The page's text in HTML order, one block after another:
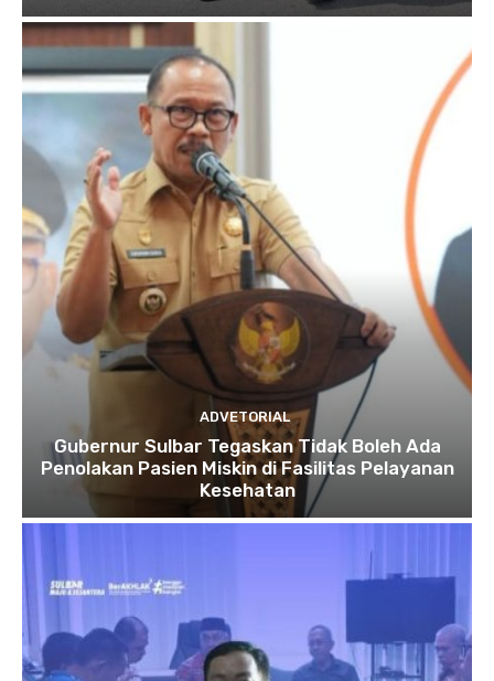
ADVETORIAL
Gubernur Sulbar Tegaskan Tidak Boleh Ada
Penolakan Pasien Miskin di Fasilitas Pelayanan
Kesehatan